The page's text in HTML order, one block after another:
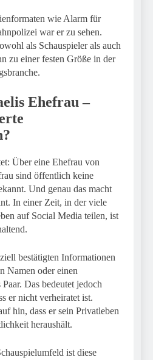
wie Alarm für
war er zu sehen.
als Schauspieler als auch
zu einer festen Größe in der
Ehefrau –
Über eine Ehefrau von
sind öffentlich keine
Und genau das macht
In einer Zeit, in der viele
auf Social Media teilen, ist
bestätigten Informationen
Namen oder einen
Das bedeutet jedoch
er nicht verheiratet ist.
hin, dass er sein Privatleben
heraushält.
ist diese